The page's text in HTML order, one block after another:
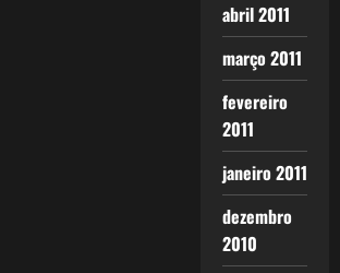
abril 2011
março 2011
fevereiro
2011
janeiro 2011
dezembro
2010